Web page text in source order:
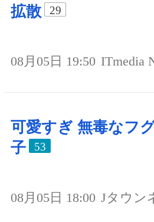
拡散
29
08月05日 19:50 ITmedia
可愛すぎ 無毒なフ
子
53
08月05日 18:00 Jタウン